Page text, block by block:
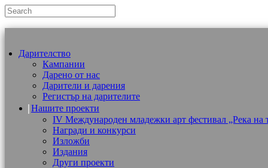
Дарителство
Кампании
Дарено от нас
Дарители и дарения
Регистър на дарителите
Нашите проекти
IV Международен младежки арт фестивал „Река на
Награди и конкурси
Изложби
Издания
Други проекти